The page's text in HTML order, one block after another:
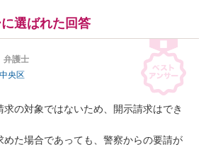
選ばれた回答
弁護士
中央区
の対象ではないため、開示請求はでき
めた場合であっても、警察からの要請が